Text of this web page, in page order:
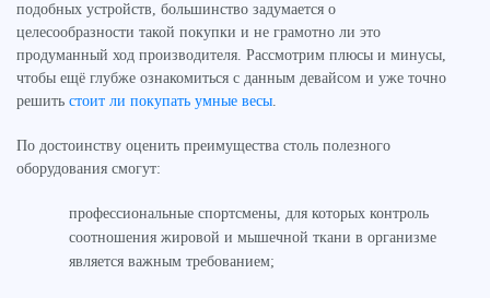
подобных устройств, большинство задумается о
целесообразности такой покупки и не грамотно ли это
продуманный ход производителя. Рассмотрим плюсы и минусы,
чтобы ещё глубже ознакомиться с данным девайсом и уже точно
решить стоит ли покупать умные весы.
По достоинству оценить преимущества столь полезного
оборудования смогут:
профессиональные спортсмены, для которых контроль
соотношения жировой и мышечной ткани в организме
является важным требованием;